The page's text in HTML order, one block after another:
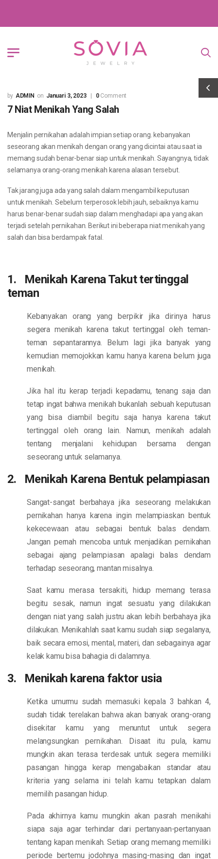
ADMIN Januari 3, 2023 0Comment
7 Niat Menikah Yang Salah
Menjalin pernikahan adalah impian setiap orang. kebanyakan
seseorang akan menikah dengan orang yang dicintai atau saat ia
memang sudah benar-benar siap untuk menikah. Sayangnya, tidak
selamanya orang-orang menikah karena alasan tersebut.
Tak jarang juga ada yang salah dalam mengambil keputusan
untuk menikah. Sebelum terperosok lebih jauh, sebaiknya kamu
harus benar-benar sudah siap dalam menghadapi apa yang akan
terjadi setelah pernikahan. Berikut ini beberapa niat menikah yang
salah dan bisa berdampak fatal.
1. Menikah Karena Takut tertinggal
teman
Kebanyakan orang yang berpikir jika dirinya harus
segera menikah karena takut tertinggal oleh teman-
teman sepantarannya. Belum lagi jika banyak yang
kemudian memojokkan kamu hanya karena belum juga
menikah.
Jika hal itu kerap terjadi kepadamu, tenang saja dan
tetap ingat bahwa menikah bukanlah sebuah keputusan
yang bisa diambil begitu saja hanya karena takut
tertinggal oleh orang lain. Namun, menikah adalah
tentang menjalani kehidupan bersama dengan
seseorang untuk selamanya.
2. Menikah Karena Bentuk pelampiasan
Sangat-sangat berbahaya jika seseorang melakukan
pernikahan hanya karena ingin melampiaskan bentuk
kekecewaan atau sebagai bentuk balas dendam.
Jangan pernah mencoba untuk menjadikan pernikahan
sebagai ajang pelampiasan apalagi balas dendam
terhadap seseorang, mantan misalnya.
Saat kamu merasa tersakiti, hidup memang terasa
begitu sesak, namun ingat sesuatu yang dilakukan
dengan niat yang salah justru akan lebih berbahaya jika
dilakukan. Menikahlah saat kamu sudah siap segalanya,
baik secara emosi, mental, materi, dan sebagainya agar
kelak kamu bisa bahagia di dalamnya.
3. Menikah karena faktor usia
Ketika umurmu sudah memasuki kepala 3 bahkan 4,
sudah tidak terelakan bahwa akan banyak orang-orang
disekitar kamu yang menuntut untuk segera
melangsungkan pernikahan. Disaat itu pula, kamu
mungkin akan terasa terdesak untuk segera memiliki
pasangan hingga kerap mengabaikan standar atau
kriteria yang selama ini telah kamu tetapkan dalam
memilih pasangan hidup.
Pada akhirnya kamu mungkin akan pasrah menikahi
siapa saja agar terhindar dari pertanyaan-pertanyaan
tentang kapan menikah. Setiap orang memang memiliki
periode bertemu jodohnya masing-masing dan ingat